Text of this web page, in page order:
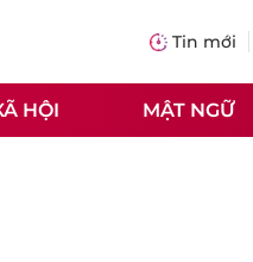
Tin mới
HỘI MẬT NGỮ